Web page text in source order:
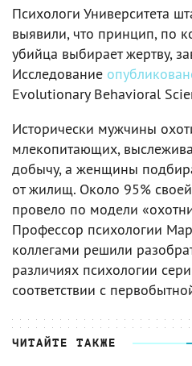
Психологи Университета
выявили, что принцип, по
убийца выбирает жертву,
Исследование
Evolutionary Behavioral
Исторически мужчины
млекопитающих,
добычу, а женщины
от жилищ. Около 95%
провело по модели
Профессор психологии
коллегами решили
различиях психологии
соответствии с
ЧИТАЙТЕ ТАКЖЕ